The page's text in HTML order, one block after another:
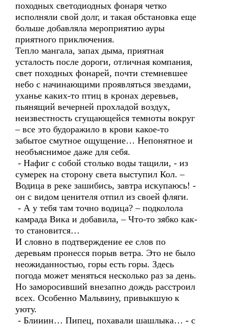
походных светодиодных фонаря четко
исполняли свой долг, и такая обстановка еще
больше добавляла мероприятию ауры
приятного приключения.
Тепло мангала, запах дыма, приятная
усталость после дороги, отличная компания,
свет походных фонарей, почти стемневшее
небо с начинающими проявляться звездами,
уханье каких-то птиц в кронах деревьев,
пьянящий вечерней прохладой воздух,
неизвестность сгущающейся темноты вокруг
– все это будоражило в крови какое-то
забытое смутное ощущение… Непонятное и
необъяснимое даже для себя.
- Нафиг с собой столько воды тащили, - из
сумерек на сторону света выступил Кол. –
Водица в реке зашибись, завтра искупаюсь! -
он с видом ценителя отпил из своей фляги.
- А у тебя там точно водица? – подколола
камрада Вика и добавила, – Что-то зябко как-
то становится…
И словно в подтверждение ее слов по
деревьям пронесся порыв ветра. Это не было
неожиданностью, горы есть горы. Здесь
погода может меняться несколько раз за день.
Но заморосивший внезапно дождь расстроил
всех. Особенно Мальвину, привыкшую к
уюту.
- Блииин… Пипец, похавали шашлыка… - с